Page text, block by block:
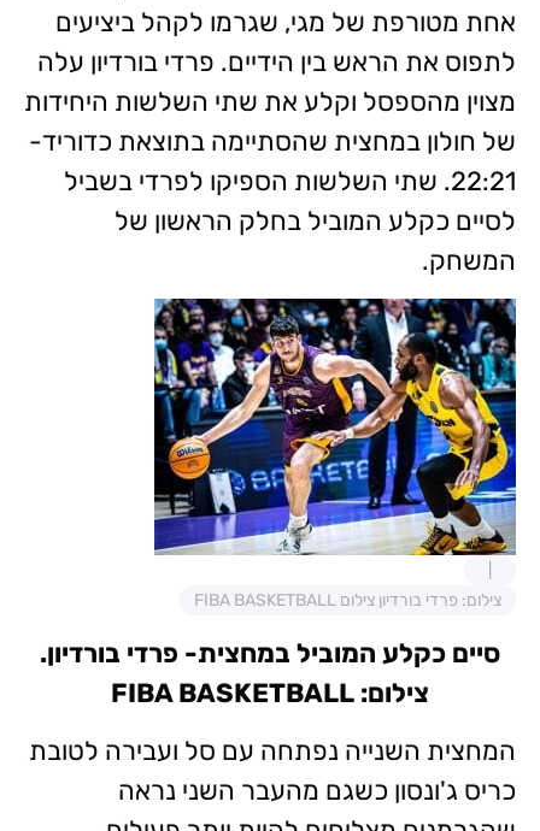
אחת מטורפת של מגי, שגרמו לקהל ביציעים
לתפוס את הראש בין הידיים. פרדי בורדיון עלה
מצוין מהספסל וקלע את שתי השלשות היחידות
של חולון במחצית שהסתיימה בתוצאת כדוריד-
22:21. שתי השלשות הספיקו לפרדי בשביל
לסיים כקלע המוביל בחלק הראשון של
המשחק.
צילום: פרדי בורדיון צילום FIBA BASKETBALL
סיים כקלע המוביל במחצית- פרדי בורדיון.
צילום: FIBA BASKETBALL
המחצית השנייה נפתחה עם סל ועבירה לטובת
כריס ג'ונסון כשגם מהעבר השני נראה